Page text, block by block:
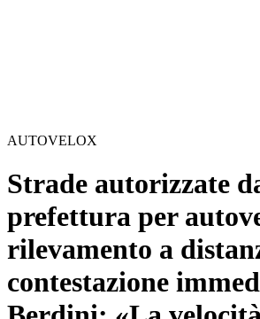
AUTOVELOX
Strade autorizzate
prefettura per
rilevamento a
contestazione